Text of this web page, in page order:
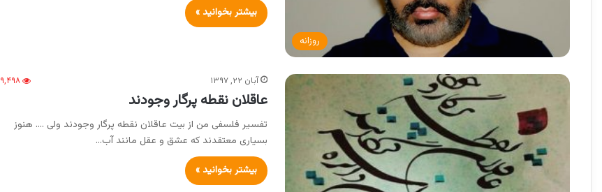
روزانه
بیشتر بخوانید »
آبان ۲۲, ۱۳۹۷ ۹,۴۹۸
عاقلان نقطه پرگار وجودند
تفسیر فلسفی من از بیت عاقلان نقطه پرگار وجودند ولی …. هنوز
بسیاری معتقدند که عشق و عقل مانند آب…
بیشتر بخوانید »